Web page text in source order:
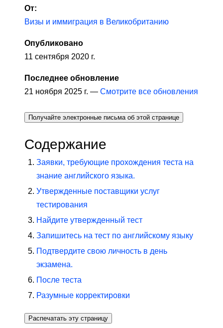
От:
Визы и иммиграция в Великобританию
Опубликовано
11 сентября 2020 г.
Последнее обновление
21 ноября 2025 г. — Смотрите все обновления
Получайте электронные письма об этой странице
Содержание
Заявки, требующие прохождения теста на
знание английского языка.
Утвержденные поставщики услуг
тестирования
Найдите утвержденный тест
Запишитесь на тест по английскому языку
Подтвердите свою личность в день
экзамена.
После теста
Разумные корректировки
Распечатать эту страницу